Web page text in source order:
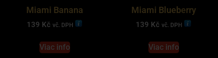
Miami Banana
139 Kč vč. DPH
Viac info
Miami Blueberry
139 Kč vč. DPH
Viac info